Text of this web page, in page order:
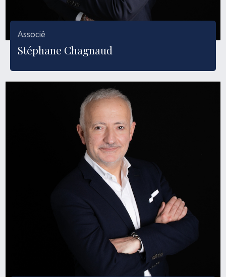
Associé
Stéphane Chagnaud